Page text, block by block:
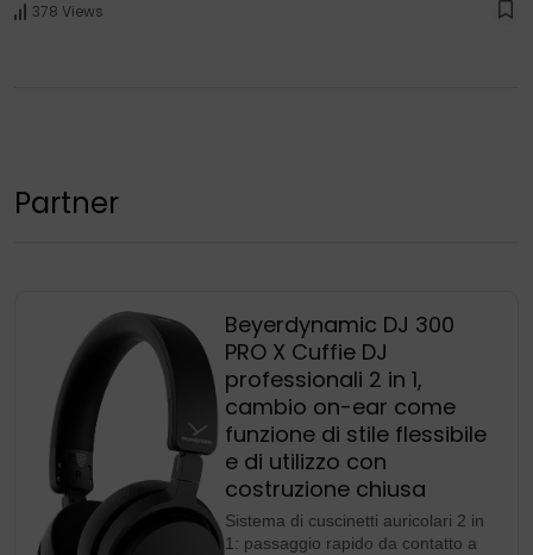
378 Views
Partner
Beyerdynamic DJ 300
PRO X Cuffie DJ
professionali 2 in 1,
cambio on-ear come
funzione di stile flessibile
e di utilizzo con
costruzione chiusa
Sistema di cuscinetti auricolari 2 in
1: passaggio rapido da contatto a